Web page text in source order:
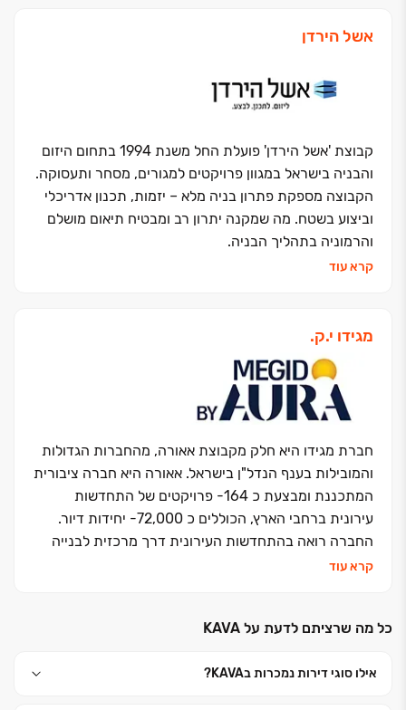
אשל הירדן
קבוצת 'אשל הירדן' פועלת החל משנת 1994 בתחום היזום
והבניה בישראל במגוון פרויקטים למגורים, מסחר ותעסוקה.
הקבוצה מספקת פתרון בניה מלא – יזמות, תכנון אדריכלי
וביצוע בשטח. מה שמקנה יתרון רב ומבטיח תיאום מושלם
והרמוניה בתהליך הבניה.
אשל הירדן שמה את טובת הלקוחות בראש סדר העדיפויות
מעל 30 שנה של התמחות בבנייה רוויה, סמי רוויה,
פרויקטים במחיר למשתכן וצמודי קרקע, שטחי מסחר
ומשרדים. עשרות אלפי יחידות דיור בארץ ובחו"ל שהוקמו
ואוכלסו עם דגש מיוחד על תכנון אדריכלי ייחודי ויצירתי
המאפיין ומבליט את הפרויקטים. דגש מיוחד ניתן גם
לפעילות ההתחדשות העירונית בהיקף של כ-13,000
יחידות דיור חדשות בפרויקטים שונים. בפברואר 2023 אשל
הירדן הונפקה בבורסה כחברה פרטית מדווחת.
קרא עוד
מגידו י.ק.
חברת מגידו היא חלק מקבוצת אאורה, מהחברות הגדולות
והמובילות בענף הנדל"ן בישראל. אאורה היא חברה ציבורית
המתכננת ומבצעת כ 164- פרויקטים של התחדשות
עירונית ברחבי הארץ, הכוללים כ 72,000- יחידות דיור.
החברה רואה בהתחדשות העירונית דרך מרכזית לבנייה
וחידוש פני ישראל, מתוך תפיסה חברתית וציונית השואפת
בכל רחבי הארץ, ובמהלך השנים בנתה ובונה אלפי יחידות
בפיתוח ובנייה של פרויקטים למסחר ותעסוקה בהיקפים
קרא עוד
כל מה שרציתם לדעת על KAVA‏
אילו סוגי דירות נמכרות בKAVA‏?